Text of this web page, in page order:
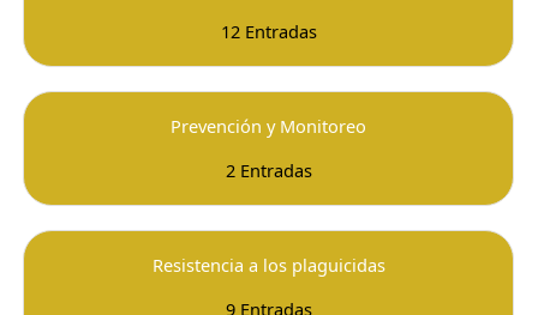
12 Entradas
Prevención y Monitoreo
2 Entradas
Resistencia a los plaguicidas
9 Entradas